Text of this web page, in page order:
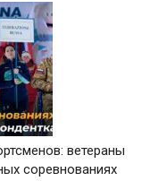
ветераны
соревнованиях